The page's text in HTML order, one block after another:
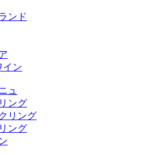
ンド
イン
ュ
ング
リング
ング